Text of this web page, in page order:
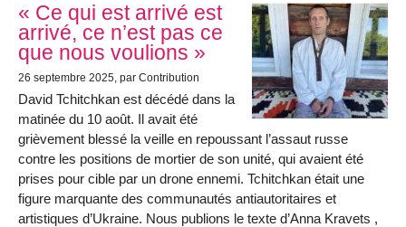
« Ce qui est arrivé est
arrivé, ce n’est pas ce
que nous voulions »
26 septembre 2025 , par Contribution
David Tchitchkan est décédé dans la
matinée du 10 août. Il avait été
grièvement blessé la veille en repoussant l’assaut russe
contre les positions de mortier de son unité, qui avaient été
prises pour cible par un drone ennemi. Tchitchkan était une
figure marquante des communautés antiautoritaires et
artistiques d’Ukraine. Nous publions le texte d’Anna Kravets ,